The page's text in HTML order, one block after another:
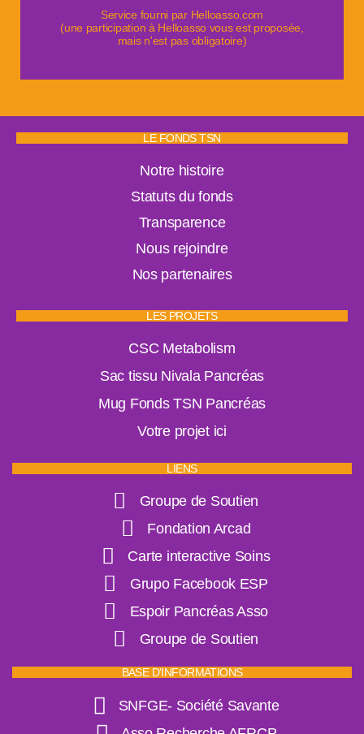
Service fourni par Helloasso.com
(une participation à Helloasso vous est proposée,
mais n'est pas obligatoire)
LE FONDS TSN
Notre histoire
Statuts du fonds
Transparence
Nous rejoindre
Nos partenaires
LES PROJETS
CSC Metabolism
Sac tissu Nivala Pancréas
Mug Fonds TSN Pancréas
Votre projet ici
LIENS
Groupe de Soutien
Fondation Arcad
Carte interactive Soins
Grupo Facebook ESP
Espoir Pancréas Asso
Groupe de Soutien
BASE D'INFORMATIONS
SNFGE- Société Savante